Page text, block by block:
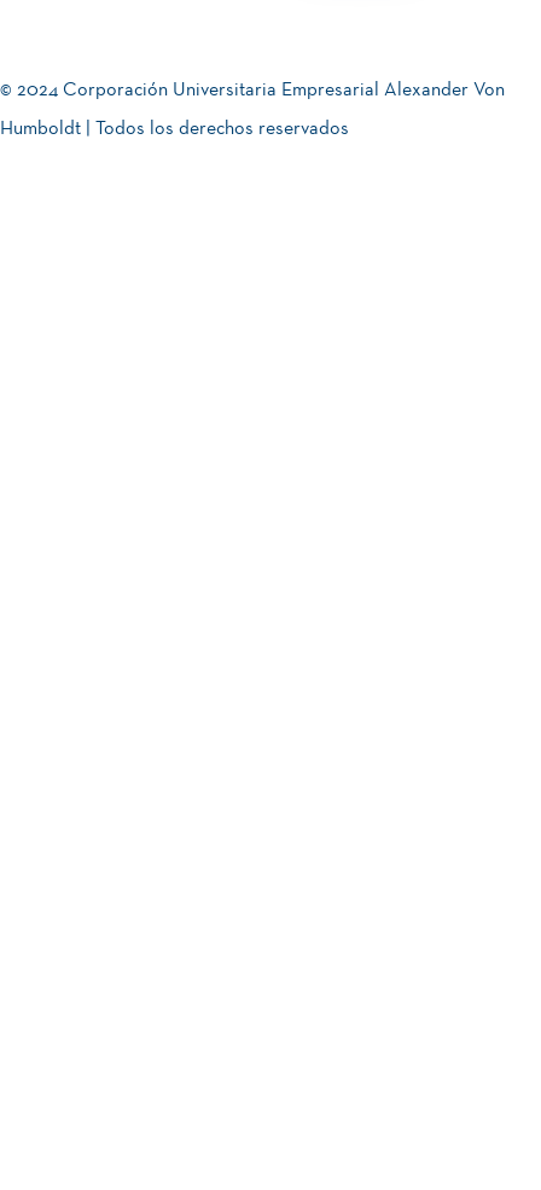
© 2024 Corporación Universitaria Empresarial Alexander Von
Humboldt | Todos los derechos reservados